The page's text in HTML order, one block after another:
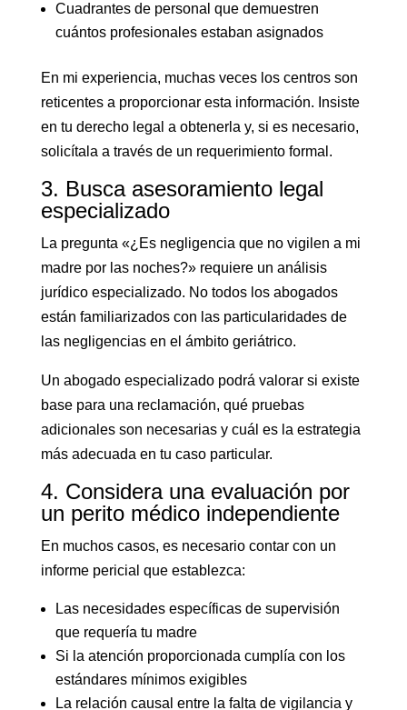
Cuadrantes de personal que demuestren
cuántos profesionales estaban asignados
En mi experiencia, muchas veces los centros son
reticentes a proporcionar esta información. Insiste
en tu derecho legal a obtenerla y, si es necesario,
solicítala a través de un requerimiento formal.
3. Busca asesoramiento legal
especializado
La pregunta «¿Es negligencia que no vigilen a mi
madre por las noches?» requiere un análisis
jurídico especializado. No todos los abogados
están familiarizados con las particularidades de
las negligencias en el ámbito geriátrico.
Un abogado especializado podrá valorar si existe
base para una reclamación, qué pruebas
adicionales son necesarias y cuál es la estrategia
más adecuada en tu caso particular.
4. Considera una evaluación por
un perito médico independiente
En muchos casos, es necesario contar con un
informe pericial que establezca:
Las necesidades específicas de supervisión
que requería tu madre
Si la atención proporcionada cumplía con los
estándares mínimos exigibles
La relación causal entre la falta de vigilancia y